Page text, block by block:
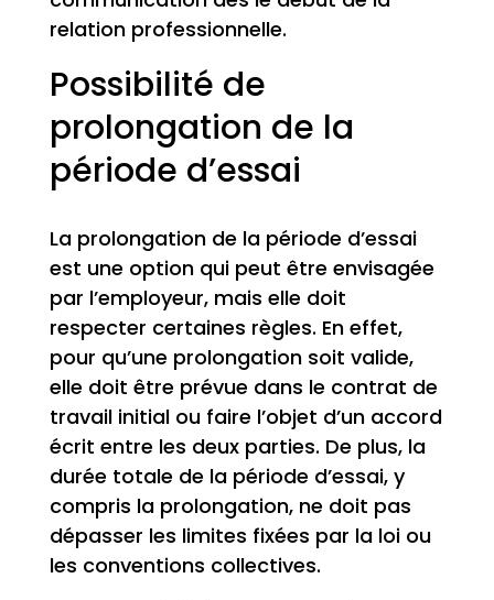
relation professionnelle.
Possibilité de
prolongation de la
période d’essai
La prolongation de la période d’essai
est une option qui peut être envisagée
par l’employeur, mais elle doit
respecter certaines règles. En effet,
pour qu’une prolongation soit valide,
elle doit être prévue dans le contrat de
travail initial ou faire l’objet d’un accord
écrit entre les deux parties. De plus, la
durée totale de la période d’essai, y
compris la prolongation, ne doit pas
dépasser les limites fixées par la loi ou
les conventions collectives.